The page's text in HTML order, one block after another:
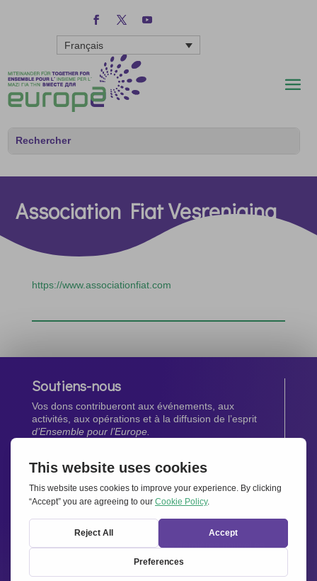
Français
Association Fiat Vesreniging
https://www.associationfiat.com
Soutiens-nous
Vos dons contribueront aux événements, aux
activités, aux opérations et à la diffusion de l’esprit
d’Ensemble pour l’Europe.
Faites un don maintenant
Newsletter
Restez au courant de toutes les dernières nouvelles